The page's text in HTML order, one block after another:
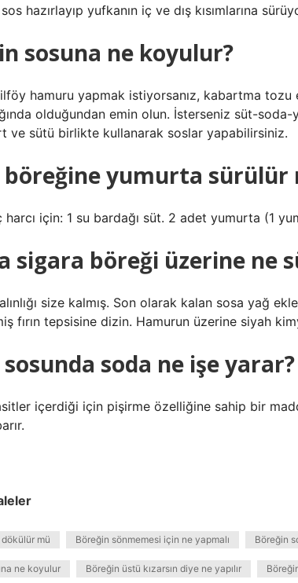
hazırlayıp yufkanın iç ve dış kısımlarına
sosuna ne koyulur?
hamuru yapmak istiyorsanız, kabartma tozu
olduğundan emin olun. İsterseniz süt-
ve sütü birlikte kullanarak soslar yapabilirsiniz.
yumurta sürülür
harcı için: 1 su bardağı süt. 2 adet yumurta (1
sigara böreği üzerine ne
size kalmış. Son olarak kalan sosa yağ
fırın tepsisine dizin. Hamurun üzerine siyah
soda ne işe yarar?
içerdiği için pişirme özelliğine sahip bir
mü Böreğin sönmemesi için ne yapmalı Böreğin
ne koyulur Böreğin üstü kızarsın diye ne yapılır